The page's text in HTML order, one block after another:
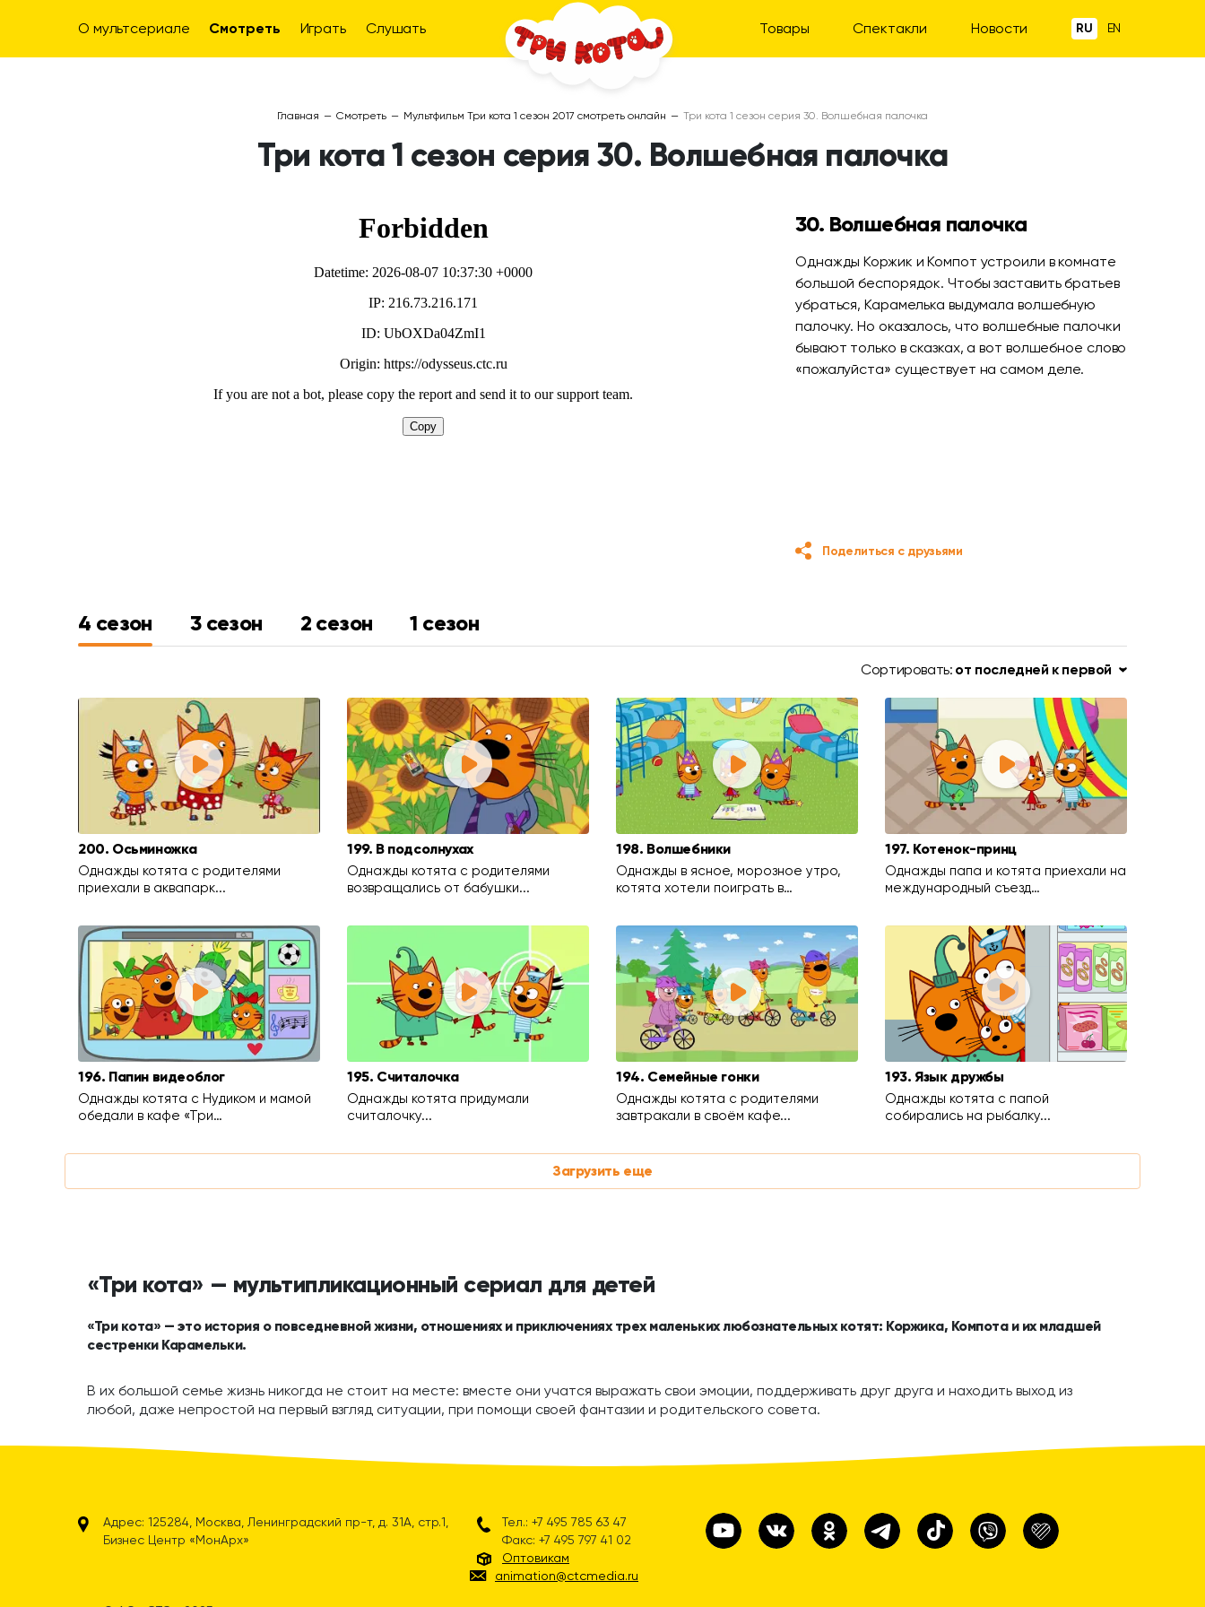
О мультсериале Смотреть Играть Слушать Товары Спектакли Новости RU EN
Главная — Смотреть — Мультфильм Три кота 1 сезон 2017 смотреть онлайн — Три кота 1 сезон серия 30. Волшебная палочка
Три кота 1 сезон серия 30. Волшебная палочка
30. Волшебная палочка
Однажды Коржик и Компот устроили в комнате
большой беспорядок. Чтобы заставить братьев
убраться, Карамелька выдумала волшебную
палочку. Но оказалось, что волшебные палочки
бывают только в сказках, а вот волшебное слово
«пожалуйста» существует на самом деле.
Поделиться с друзьями
4 сезон 3 сезон 2 сезон 1 сезон
Сортировать: от последней к первой
200. Осьминожка
Однажды котята с родителями
приехали в аквапарк...
199. В подсолнухах
Однажды котята с родителями
возвращались от бабушки...
198. Волшебники
Однажды в ясное, морозное утро,
котята хотели поиграть в…
197. Котенок-принц
Однажды папа и котята приехали на
международный съезд…
196. Папин видеоблог
Однажды котята с Нудиком и мамой
обедали в кафе «Три…
195. Считалочка
Однажды котята придумали
считалочку...
194. Семейные гонки
Однажды котята с родителями
завтракали в своём кафе...
193. Язык дружбы
Однажды котята с папой
собирались на рыбалку...
Загрузить еще
«Три кота» — мультипликационный сериал для детей
«Три кота» — это история о повседневной жизни, отношениях и приключениях трех маленьких любознательных котят: Коржика, Компота и их младшей
сестренки Карамельки.
В их большой семье жизнь никогда не стоит на месте: вместе они учатся выражать свои эмоции, поддерживать друг друга и находить выход из
любой, даже непростой на первый взгляд ситуации, при помощи своей фантазии и родительского совета.
Адрес: 125284, Москва, Ленинградский пр-т, д. 31А, стр.1,
Бизнес Центр «МонАрх»
Тел.: +7 495 785 63 47
Факс: +7 495 797 41 02
Оптовикам
animation@ctcmedia.ru